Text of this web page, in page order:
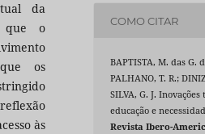
da
que o
os
às
COMO CITAR
BAPTISTA, M. das G.
PALHANO, T. R.;
SILVA, G. J. Inovações
educação e
Revista Ibero-